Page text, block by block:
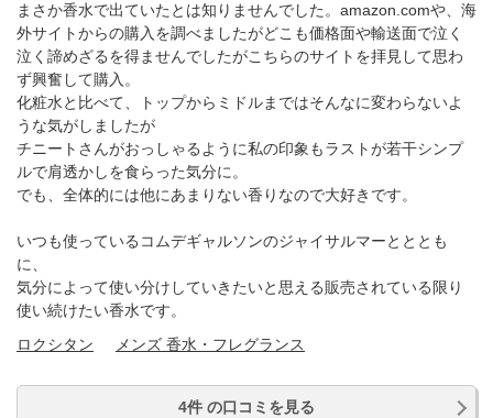
まさか香水で出ていたとは知りませんでした。amazon.comや、海
外サイトからの購入を調べましたがどこも価格面や輸送面で泣く
泣く諦めざるを得ませんでしたがこちらのサイトを拝見して思わ
ず興奮して購入。
化粧水と比べて、トップからミドルまではそんなに変わらないよ
うな気がしましたが
チニートさんがおっしゃるように私の印象もラストが若干シンプ
ルで肩透かしを食らった気分に。
でも、全体的には他にあまりない香りなので大好きです。
いつも使っているコムデギャルソンのジャイサルマーとととも
に、
気分によって使い分けしていきたいと思える販売されている限り
使い続けたい香水です。
ロクシタン
メンズ 香水・フレグランス
4件 の口コミを見る